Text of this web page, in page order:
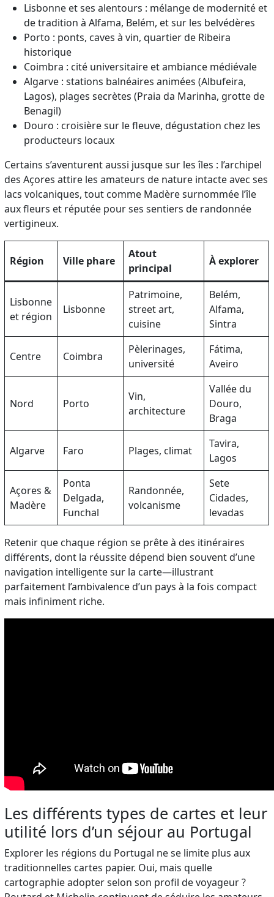
Lisbonne et ses alentours : mélange de modernité et
de tradition à Alfama, Belém, et sur les belvédères
Porto : ponts, caves à vin, quartier de Ribeira
historique
Coimbra : cité universitaire et ambiance médiévale
Algarve : stations balnéaires animées (Albufeira,
Lagos), plages secrètes (Praia da Marinha, grotte de
Benagil)
Douro : croisière sur le fleuve, dégustation chez les
producteurs locaux
Certains s’aventurent aussi jusque sur les îles : l’archipel
des Açores attire les amateurs de nature intacte avec ses
lacs volcaniques, tout comme Madère surnommée l’île
aux fleurs et réputée pour ses sentiers de randonnée
vertigineux.
Région Ville phare
Atout
principal
À explorer
Lisbonne
et région
Lisbonne
Patrimoine,
street art,
cuisine
Belém,
Alfama,
Sintra
Centre Coimbra
Pèlerinages,
université
Fátima,
Aveiro
Nord Porto
Vin,
architecture
Vallée du
Douro,
Braga
Algarve Faro Plages, climat
Tavira,
Lagos
Açores &
Madère
Ponta
Delgada,
Funchal
Randonnée,
volcanisme
Sete
Cidades,
levadas
Retenir que chaque région se prête à des itinéraires
différents, dont la réussite dépend bien souvent d’une
navigation intelligente sur la carte—illustrant
parfaitement l’ambivalence d’un pays à la fois compact
mais infiniment riche.
Les différents types de cartes et leur
utilité lors d’un séjour au Portugal
Explorer les régions du Portugal ne se limite plus aux
traditionnelles cartes papier. Oui, mais quelle
cartographie adopter selon son profil de voyageur ?